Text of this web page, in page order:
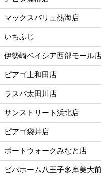
マックスバリュ熱海店
いちふじ
伊勢崎ベイシア西部モール
ピアゴ上和田店
ラスパ太田川店
サンストリート浜北店
ピアゴ袋井店
ポートウォークみなと店
ビバホーム八王子多摩美大